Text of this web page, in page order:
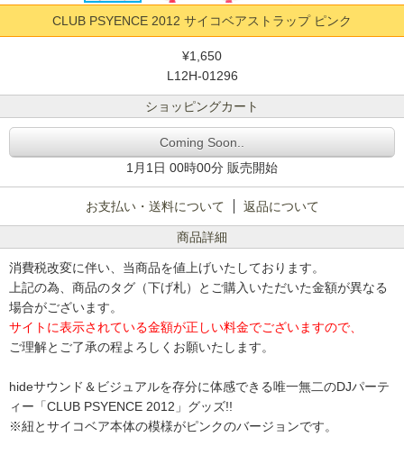
CLUB PSYENCE 2012 サイコベアストラップ ピンク
¥1,650
L12H-01296
ショッピングカート
Coming Soon..
1月1日 00時00分 販売開始
お支払い・送料について 返品について
商品詳細
消費税改変に伴い、当商品を値上げいたしております。
上記の為、商品のタグ（下げ札）とご購入いただいた金額が異なる
場合がございます。
サイトに表示されている金額が正しい料金でございますので、
ご理解とご了承の程よろしくお願いたします。
hideサウンド＆ビジュアルを存分に体感できる唯一無二のDJパーテ
ィー「CLUB PSYENCE 2012」グッズ!!
※紐とサイコベア本体の模様がピンクのバージョンです。